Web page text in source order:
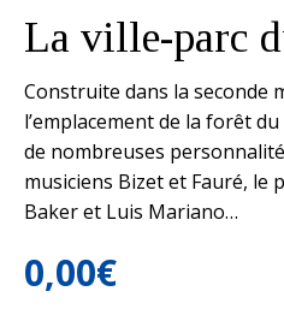
La ville-parc
Construite dans la seconde
l’emplacement de la forêt
de nombreuses
musiciens Bizet et Fauré, le
Baker et Luis Mariano…
0,00€